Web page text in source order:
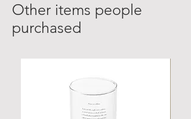
Other items people
purchased